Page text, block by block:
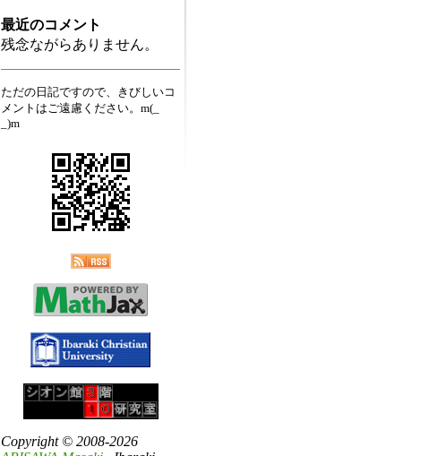
最近のコメント
残念ながらありません。
ただの日記ですので、きびしいコ
メントはご遠慮ください。m(_
_)m
Copyright © 2008-2026